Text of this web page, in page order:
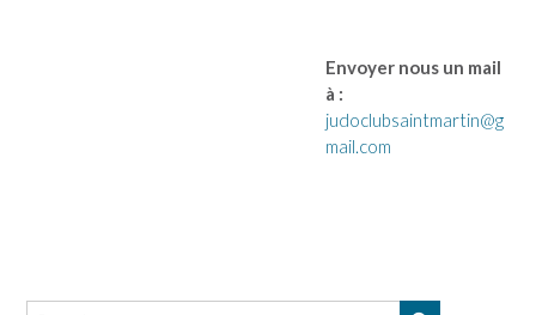
Envoyer nous un mail
à :
judoclubsaintmartin@g
mail.com